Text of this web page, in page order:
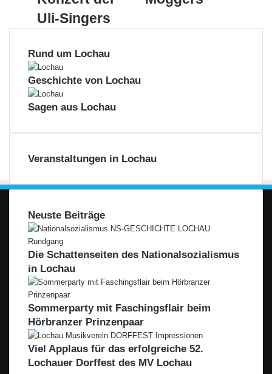
n
e
s
t
p
p
e
r
E
M
a
i
l
n
p
e
-
K
o
n
z
d
U
i
-
S
i
g
e
r
s
Uli-Singers
n
s
Rund um Lochau
Geschichte von Lochau
Sagen aus Lochau
Veranstaltungen in Lochau
Neuste Beiträge
Die Schattenseiten des Nationalsozialismus
in Lochau
Sommerparty mit Faschingsflair beim
Hörbranzer Prinzenpaar
Viel Applaus für das erfolgreiche 52.
Lochauer Dorffest des MV Lochau